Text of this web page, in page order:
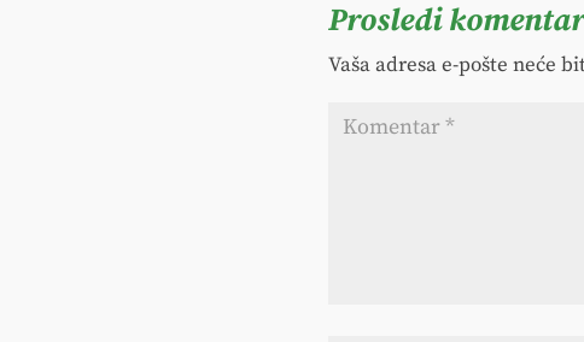
Prosledi komentar
Vaša adresa e-pošte neće